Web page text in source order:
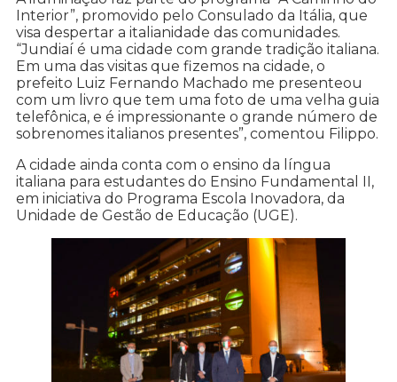
Interior”, promovido pelo Consulado da Itália, que
visa despertar a italianidade das comunidades.
“Jundiaí é uma cidade com grande tradição italiana.
Em uma das visitas que fizemos na cidade, o
prefeito Luiz Fernando Machado me presenteou
com um livro que tem uma foto de uma velha guia
telefônica, e é impressionante o grande número de
sobrenomes italianos presentes”, comentou Filippo.
A cidade ainda conta com o ensino da língua
italiana para estudantes do Ensino Fundamental II,
em iniciativa do Programa Escola Inovadora, da
Unidade de Gestão de Educação (UGE).